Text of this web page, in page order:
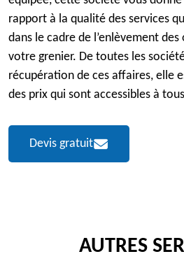
rapport à la qualité des services
dans le cadre de l’enlèvement
votre grenier. De toutes les
récupération de ces affaires, elle
des prix qui sont accessibles à
Devis gratuit
AUTRES